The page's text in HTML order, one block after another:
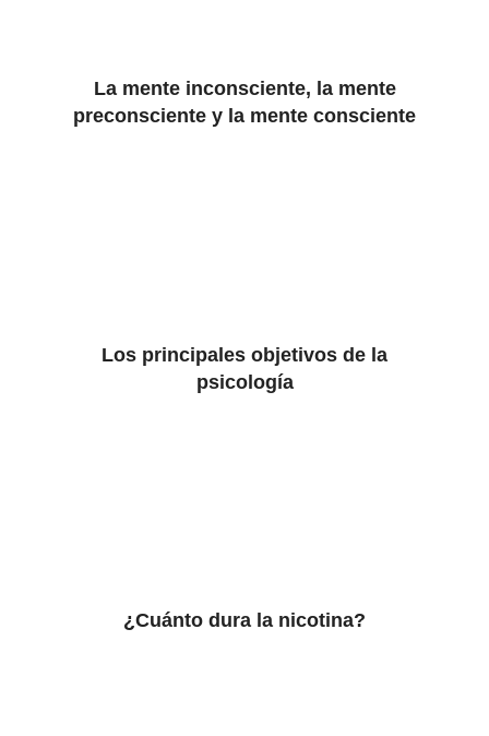
La mente inconsciente, la mente
preconsciente y la mente consciente
Los principales objetivos de la
psicología
¿Cuánto dura la nicotina?